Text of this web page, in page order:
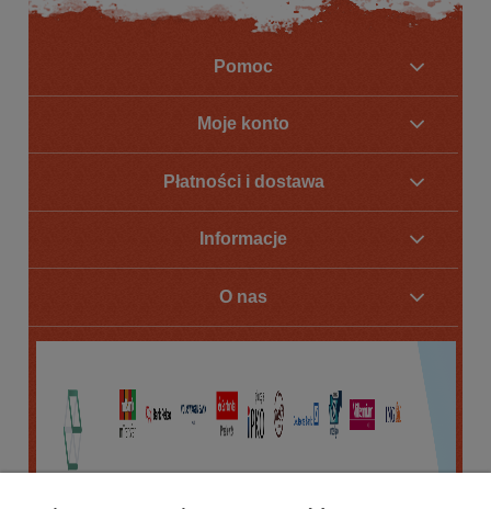
Pomoc
Moje konto
Płatności i dostawa
Informacje
O nas